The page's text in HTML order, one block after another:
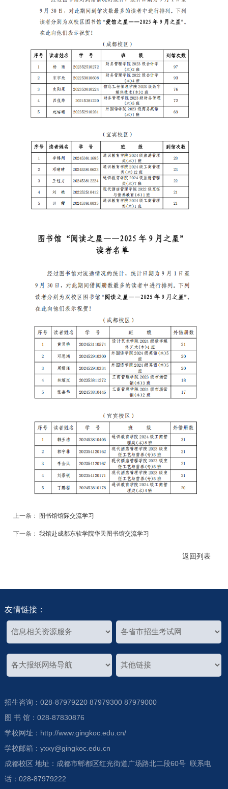
上一条： 图书馆馆际交流学习
下一条： 我馆赴成都东软学院华天图书馆交流学习
返回列表
友情链接：
招生咨询：028-87979220 87979300 87979000
图 书 馆：028-87830876
学校网址：http://www.gingkoc.edu.cn/
学校邮箱：yxxy@gingkoc.edu.cn
成都校区 地址：成都市郫都区红光街道广场路北二段60号 联系电
话：028-87979222